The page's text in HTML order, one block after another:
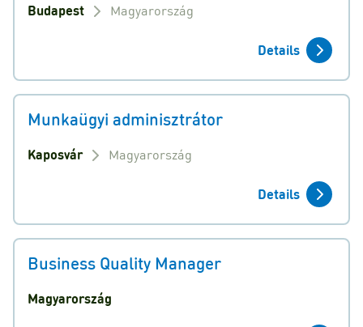
Budapest Magyarország
Details
Munkaügyi adminisztrátor
Kaposvár Magyarország
Details
Business Quality Manager
Magyarország